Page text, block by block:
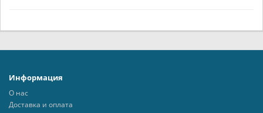
Информация
О нас
Доставка и оплата